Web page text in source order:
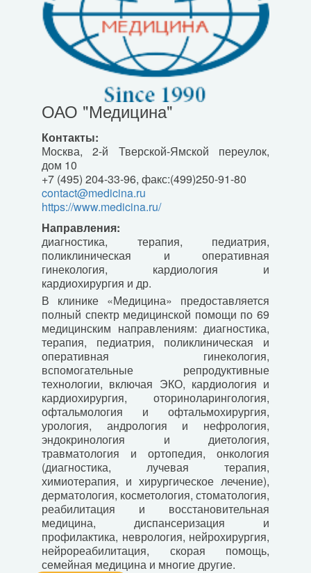
ОАО "Медицина"
Контакты:
Москва, 2-й Тверской-Ямской переулок,
дом 10
+7 (495) 204-33-96, факс:(499)250-91-80
contact@medicina.ru
https://www.medicina.ru/
Направления:
диагностика, терапия, педиатрия,
поликлиническая и оперативная
гинекология, кардиология и
кардиохирургия и др.
В клинике «Медицина» предоставляется
полный спектр медицинской помощи по 69
медицинским направлениям: диагностика,
терапия, педиатрия, поликлиническая и
оперативная гинекология,
вспомогательные репродуктивные
технологии, включая ЭКО, кардиология и
кардиохирургия, оториноларингология,
офтальмология и офтальмохирургия,
урология, андрология и нефрология,
эндокринология и диетология,
травматология и ортопедия, онкология
(диагностика, лучевая терапия,
химиотерапия, и хирургическое лечение),
дерматология, косметология, стоматология,
реабилитация и восстановительная
медицина, диспансеризация и
профилактика, неврология, нейрохирургия,
нейрореабилитация, скорая помощь,
семейная медицина и многие другие.